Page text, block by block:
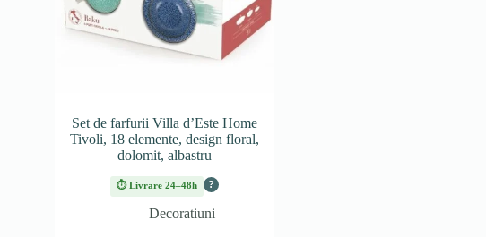
Set de farfurii Villa d’Este Home
Tivoli, 18 elemente, design floral,
dolomit, albastru
⏱ Livrare 24–48h ?
Decoratiuni